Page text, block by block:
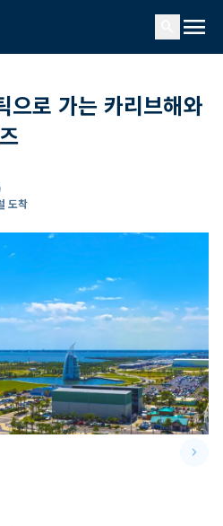
menu
으로 가는 카리브해와
도착
keyboard_arrow_right